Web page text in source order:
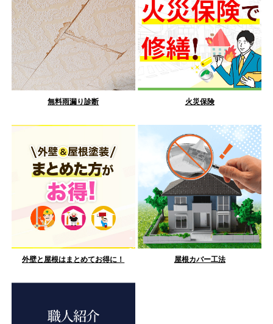
無料雨漏り診断 火災保険
外壁と屋根はまとめてお得に！ 屋根カバー工法